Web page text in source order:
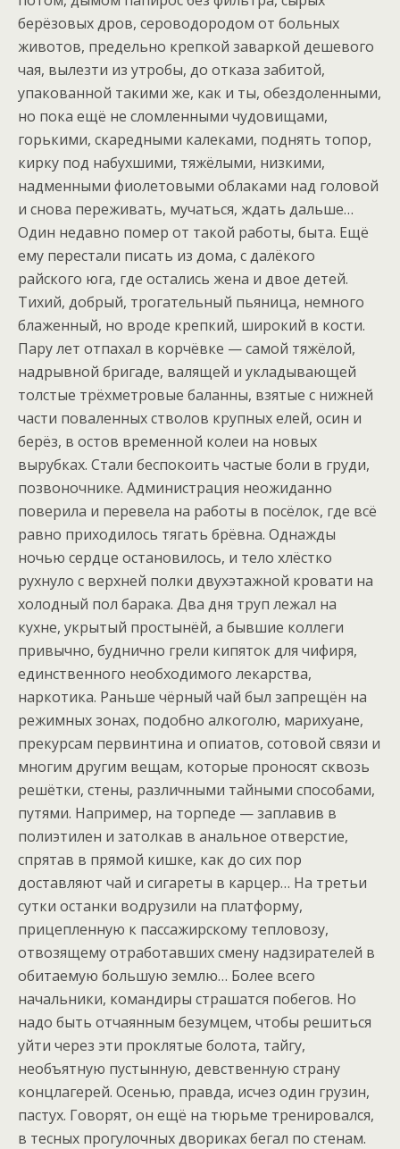
берёзовых дров, сероводородом от больных
животов, предельно крепкой заваркой дешевого
чая, вылезти из утробы, до отказа забитой,
упакованной такими же, как и ты, обездоленными,
но пока ещё не сломленными чудовищами,
горькими, скаредными калеками, поднять топор,
кирку под набухшими, тяжёлыми, низкими,
надменными фиолетовыми облаками над головой
и снова переживать, мучаться, ждать дальше…
Один недавно помер от такой работы, быта. Ещё
ему перестали писать из дома, с далёкого
райского юга, где остались жена и двое детей.
Тихий, добрый, трогательный пьяница, немного
блаженный, но вроде крепкий, широкий в кости.
Пару лет отпахал в корчёвке — самой тяжёлой,
надрывной бригаде, валящей и укладывающей
толстые трёхметровые баланны, взятые с нижней
части поваленных стволов крупных елей, осин и
берёз, в остов временной колеи на новых
вырубках. Стали беспокоить частые боли в груди,
позвоночнике. Администрация неожиданно
поверила и перевела на работы в посёлок, где всё
равно приходилось тягать брёвна. Однажды
ночью сердце остановилось, и тело хлёстко
рухнуло с верхней полки двухэтажной кровати на
холодный пол барака. Два дня труп лежал на
кухне, укрытый простынёй, а бывшие коллеги
привычно, буднично грели кипяток для чифиря,
единственного необходимого лекарства,
наркотика. Раньше чёрный чай был запрещён на
режимных зонах, подобно алкоголю, марихуане,
прекурсам первинтина и опиатов, сотовой связи и
многим другим вещам, которые проносят сквозь
решётки, стены, различными тайными способами,
путями. Например, на торпеде — заплавив в
полиэтилен и затолкав в анальное отверстие,
спрятав в прямой кишке, как до сих пор
доставляют чай и сигареты в карцер… На третьи
сутки останки водрузили на платформу,
прицепленную к пассажирскому тепловозу,
отвозящему отработавших смену надзирателей в
обитаемую большую землю… Более всего
начальники, командиры страшатся побегов. Но
надо быть отчаянным безумцем, чтобы решиться
уйти через эти проклятые болота, тайгу,
необъятную пустынную, девственную страну
концлагерей. Осенью, правда, исчез один грузин,
пастух. Говорят, он ещё на тюрьме тренировался,
в тесных прогулочных двориках бегал по стенам.